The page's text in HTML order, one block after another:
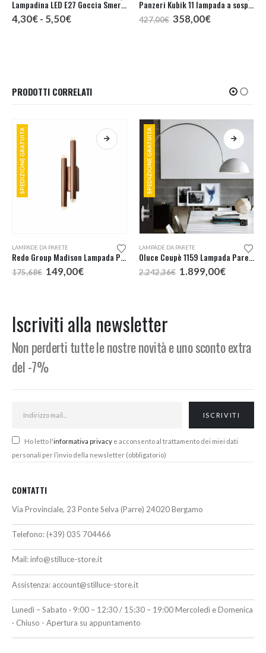
Lampadina LED E27 Goccia Smerigliata
4,30€ - 5,50€Fascia
Panzeri Kubik 11 lampada a sospensione LED
427,00€ Il
prezzo
358,00€Il
PRODOTTI CORRELATI
SPEDIZIONE GRATUITA
LAMPADE DA PARETE
Redo Group Madison Lampada Parete LED 2 Luci
175,68€ Il
prezzo
149,00€Il
SPEDIZIONE GRATUITA
Questo prodotto ha più varianti. Le opzioni possono essere scelte nella pagina del prodotto
LAMPADE DA PARETE
Oluce Coupè 1159 Lampada Parete
2.242,36€ Il
prezzo
1.899,00€Il
Iscriviti alla newsletter
Non perderti tutte le nostre novità e uno sconto extra
del -7%
Ho letto l'informativa privacy e acconsento al trattamento dei miei dati
personali per l’invio della newsletter (obbligatorio)
CONTATTI
Via Provinciale, 23 Ponte Selva (Parre) 24020 Bergamo
Telefono: (+39) 035 704466
Mail:info@stilluce-store.it
Assistenza: account@stilluce-store.it
Lunedì – Sabato · 9:00 – 12:30 / 15:30 – 19:00 Mercoledì e Domenica
· Chiuso - Apertura su appuntamento